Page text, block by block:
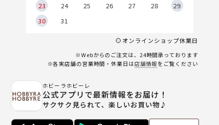
23
24 25 26 27 28
29
30
31
オンラインショップ休業日
※Webからのご注文は、24時間承っております
※各実店舗の営業時間・休業日は店舗情報をご覧ください
ホビーラホビーレ
公式アプリで最新情報をお届け！
サクサク見られて、楽しいお買い物♪